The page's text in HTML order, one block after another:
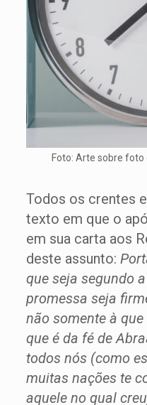
Foto: Arte sobre
Todos os crentes
texto em que o
em sua carta aos
deste assunto:
que seja segundo
promessa seja
não somente à
que é da fé de
todos nós (como
muitas nações te
aquele no qual